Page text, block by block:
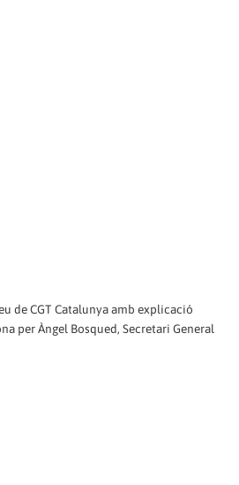
de CGT Catalunya amb explicació
per Àngel Bosqued, Secretari General